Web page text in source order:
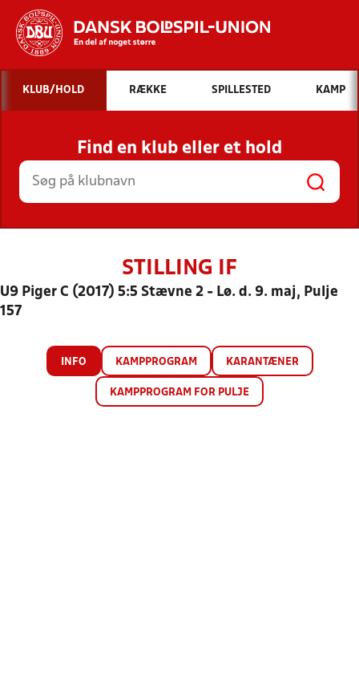
Hvad vil du søge efter?
INDHOLD OG NYHEDER
STILLINGER, RESULTATER, KLUBBER OG
HOLD
KLUB/HOLD RÆKKE SPILLESTED KAMP
Find en klub eller et hold
STILLING IF
U9 Piger C (2017) 5:5 Stævne 2 - Lø. d. 9. maj, Pulje
157
INFO KAMPPROGRAM KARANTÆNER
KAMPPROGRAM FOR PULJE